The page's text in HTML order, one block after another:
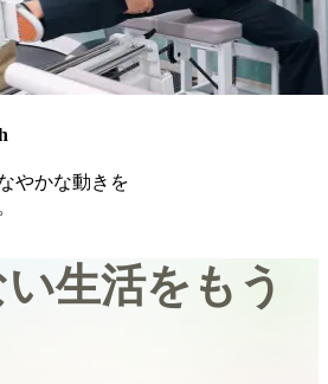
やかな動きを
生活を もう